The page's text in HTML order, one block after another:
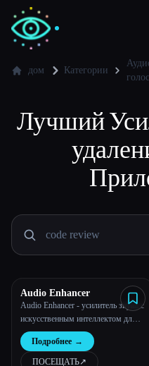
Разработчики
Сравнить инструменты
Все категории
дом Категории
голос
Лучший
Audio Enhancer
Audio Enhancer - усилитель звука с
искусственным интеллектом для
музыкантов, подкастов, интервью
и многого другого.
Подробнее →
ПОСЕЩАТЬ↗︎